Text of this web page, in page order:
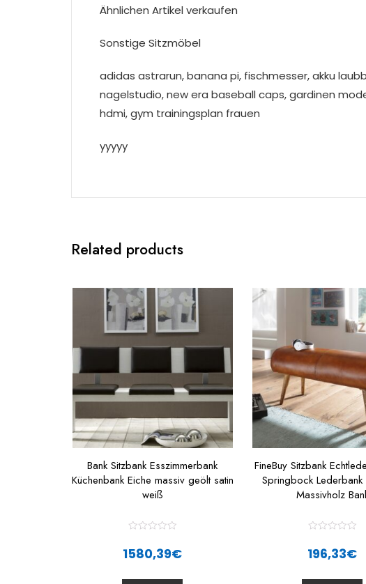
Ähnlichen Artikel verkaufen
Sonstige Sitzmöbel
adidas astrarun, banana pi, fischmesser, akku
nagelstudio, new era baseball caps, gardinen
hdmi, gym trainingsplan frauen
yyyyy
Related products
Bank Sitzbank Esszimmerbank
Küchenbank Eiche massiv geölt satin
weiß
t
0
1580,39€
FineBuy Sitzbank
Springbock Lederbank
Massivholz
0
196,33€